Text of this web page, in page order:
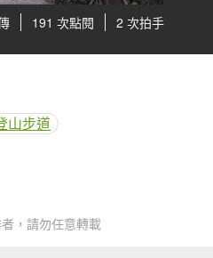
191 次點閱 2 次拍手
山步道
，請勿任意轉載